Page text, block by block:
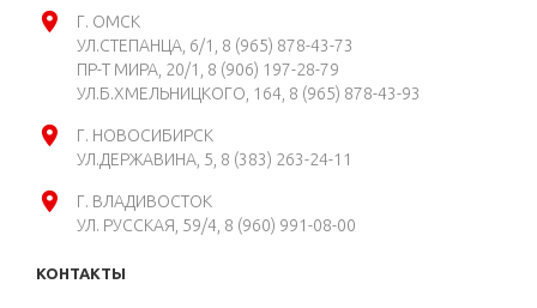
Г. ОМСК
УЛ.СТЕПАНЦА, 6/1
8 (965) 878-43-73
ПР-Т МИРА, 20/1
8 (906) 197-28-79
УЛ.Б.ХМЕЛЬНИЦКОГО, 164 8 (965) 878-43-93
Г. НОВОСИБИРСК
УЛ.ДЕРЖАВИНА, 5 8 (383) 263-24-11
Г. ВЛАДИВОСТОК
УЛ. РУССКАЯ, 59/4 8 (960) 991-08-00
КОНТАКТЫ